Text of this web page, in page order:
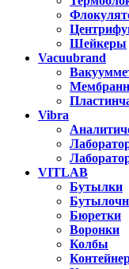
Шейкеры
Vacuubrand
Vibra
VITLAB
Бутылки
Бюретки
Воронки
Колбы